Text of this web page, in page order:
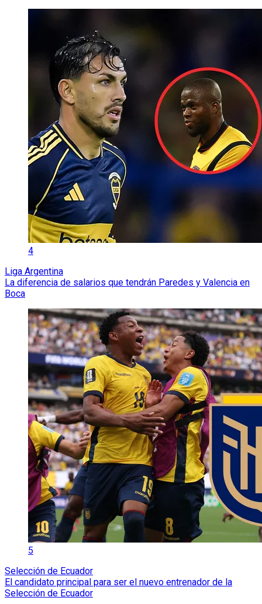
4
Liga Argentina
La diferencia de salarios que tendrán Paredes y Valencia en
Boca
5
Selección de Ecuador
El candidato principal para ser el nuevo entrenador de la
Selección de Ecuador